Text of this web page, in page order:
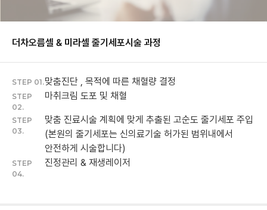
더차오름셀 & 미라셀 줄기세포시술 과정
STEP 01.맞춤진단 , 목적에 따른 채혈량 결정
STEP
02.
마취크림 도포 및 채혈
STEP
03.
맞춤 진료시술 계획에 맞게 추출된 고순도 줄기세포 주입
(본원의 줄기세포는 신의료기술 허가된 범위내에서
안전하게 시술합니다)
STEP
04.
진정관리 & 재생레이저